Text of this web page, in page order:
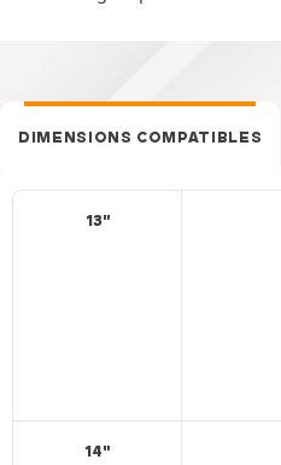
DIMENSIONS COMPATIBLES
13"
14"